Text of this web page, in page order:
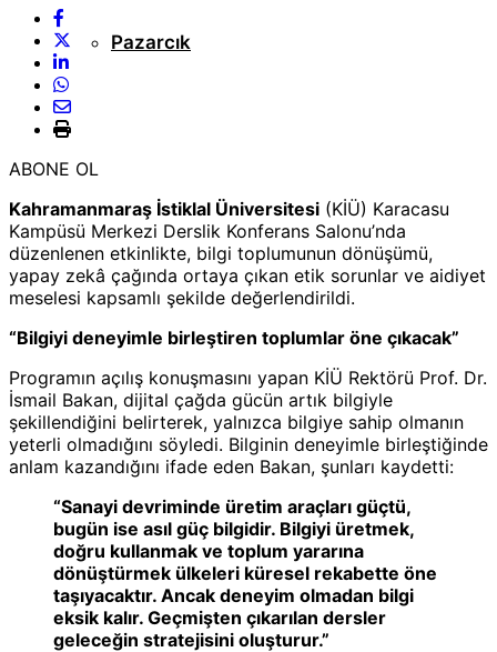
Pazarcık
ABONE OL
Kahramanmaraş İstiklal Üniversitesi (KİÜ) Karacasu
Kampüsü Merkezi Derslik Konferans Salonu’nda
düzenlenen etkinlikte, bilgi toplumunun dönüşümü,
yapay zekâ çağında ortaya çıkan etik sorunlar ve aidiyet
meselesi kapsamlı şekilde değerlendirildi.
“Bilgiyi deneyimle birleştiren toplumlar öne çıkacak”
Programın açılış konuşmasını yapan KİÜ Rektörü Prof. Dr.
İsmail Bakan, dijital çağda gücün artık bilgiyle
şekillendiğini belirterek, yalnızca bilgiye sahip olmanın
yeterli olmadığını söyledi. Bilginin deneyimle birleştiğinde
anlam kazandığını ifade eden Bakan, şunları kaydetti:
“Sanayi devriminde üretim araçları güçtü,
bugün ise asıl güç bilgidir. Bilgiyi üretmek,
doğru kullanmak ve toplum yararına
dönüştürmek ülkeleri küresel rekabette öne
taşıyacaktır. Ancak deneyim olmadan bilgi
eksik kalır. Geçmişten çıkarılan dersler
geleceğin stratejisini oluşturur.”